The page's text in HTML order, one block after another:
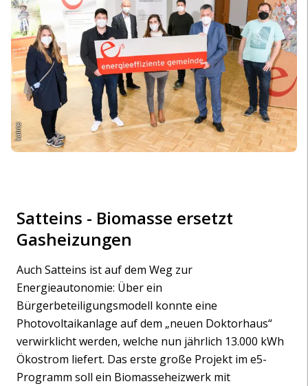
kairos
Satteins - Biomasse ersetzt
Gasheizungen
Auch Satteins ist auf dem Weg zur
Energieautonomie: Über ein
Bürgerbeteiligungsmodell konnte eine
Photovoltaikanlage auf dem „neuen Doktorhaus“
verwirklicht werden, welche nun jährlich 13.000 kWh
Ökostrom liefert. Das erste große Projekt im e5-
Programm soll ein Biomasseheizwerk mit